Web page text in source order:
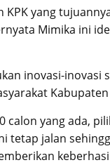
yang
Mimika ini
inovasi-inovasi
calon yang ada,
tetap jalan